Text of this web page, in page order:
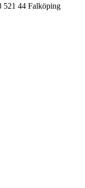
521 44 Falköping